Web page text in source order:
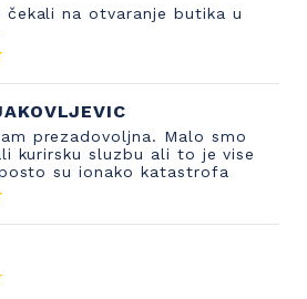
čekali na otvaranje butika u
prezadovoljna. Malo smo
kurirsku sluzbu ali to je vise
su ionako katastrofa